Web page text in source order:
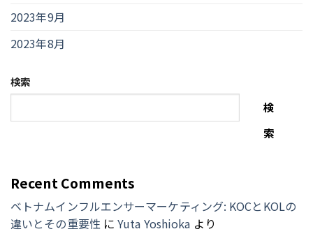
2023年9月
2023年8月
検索
検
索
Recent Comments
ベトナムインフルエンサーマーケティング: KOCとKOLの
違いとその重要性にYuta Yoshioka より